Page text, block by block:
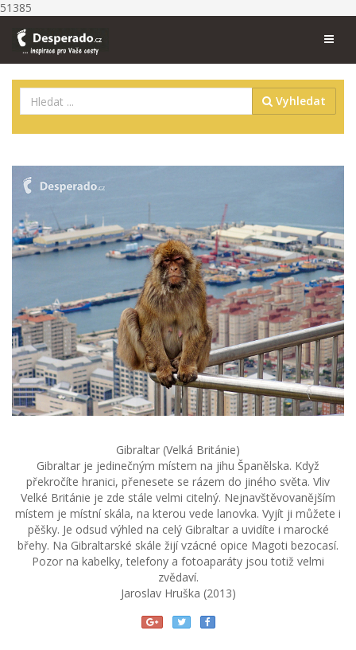
51385
Vyhledat
Gibraltar (Velká Británie)
Gibraltar je jedinečným místem na jihu Španělska. Když
překročíte hranici, přenesete se rázem do jiného světa. Vliv
Velké Británie je zde stále velmi citelný. Nejnavštěvovanějším
místem je místní skála, na kterou vede lanovka. Vyjít ji můžete i
pěšky. Je odsud výhled na celý Gibraltar a uvidíte i marocké
břehy. Na Gibraltarské skále žijí vzácné opice Magoti bezocasí.
Pozor na kabelky, telefony a fotoaparáty jsou totiž velmi
zvědaví.
Jaroslav Hruška (2013)